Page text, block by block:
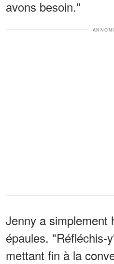
avons besoin."
Jenny a simplement
épaules. "Réfléchis-
mettant fin à la